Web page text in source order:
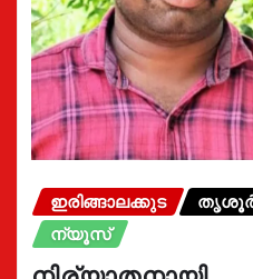
ഇരിങ്ങാലക്കുട
ന്യൂസ്